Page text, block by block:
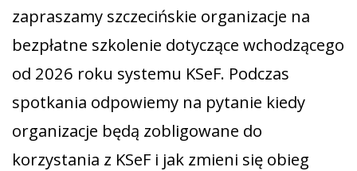
zapraszamy szczecińskie organizacje na
bezpłatne szkolenie dotyczące wchodzącego
od 2026 roku systemu KSeF. Podczas
spotkania odpowiemy na pytanie kiedy
organizacje będą zobligowane do
korzystania z KSeF i jak zmieni się obieg